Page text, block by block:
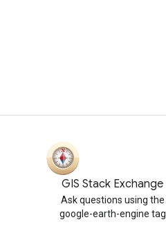
GIS Stack Exchange
Ask questions using the
google-earth-engine tag